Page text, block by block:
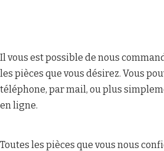
Il vous est possible de nous
les pièces que vous désirez. Vous
téléphone, par mail, ou plus
en ligne.
Toutes les pièces que vous nous